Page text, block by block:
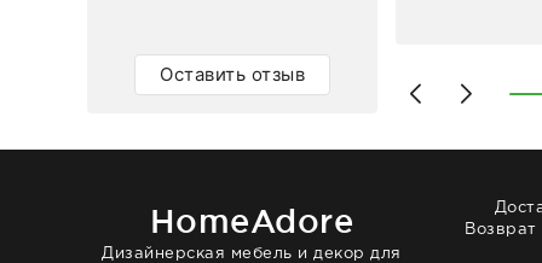
Оставить отзыв
доставили
торжеству.
HomeAdore
Дизайнерская мебель и декор для
Возврат